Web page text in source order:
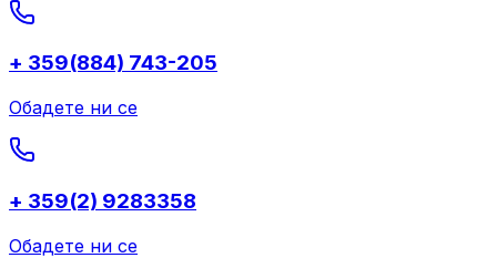
+ 359(884) 743-205
Обадете ни се
+ 359(2) 9283358
Обадете ни се